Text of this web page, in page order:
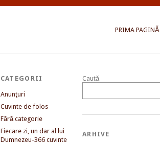
PRIMA PAGINĂ
CATEGORII
Anunţuri
Cuvinte de folos
Fără categorie
Fiecare zi, un dar al lui
Dumnezeu-366 cuvinte
Caută
ARHIVE